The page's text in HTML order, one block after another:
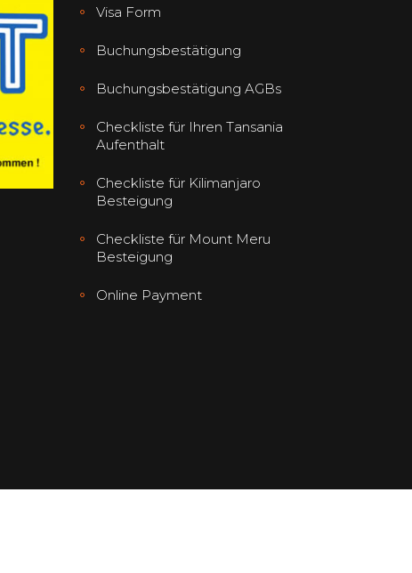
Visa Form
Buchungsbestätigung
Buchungsbestätigung AGBs
Checkliste für Ihren Tansania
Aufenthalt
Checkliste für Kilimanjaro
Besteigung
Checkliste für Mount Meru
Besteigung
Online Payment